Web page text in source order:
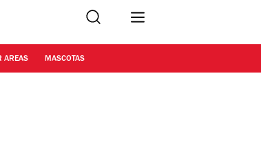
Buscar
AREAS MASCOTAS